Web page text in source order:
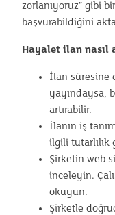
zorlanıyoruz” gibi
başvurabildiğini
Hayalet ilan nasıl
İlan süresine
yayındaysa,
artırabilir.
İlanın iş
ilgili tutarlılık
Şirketin web
inceleyin.
okuyun.
Şirketle